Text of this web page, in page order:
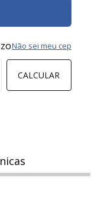
CALCULAR
Não sei meu cep